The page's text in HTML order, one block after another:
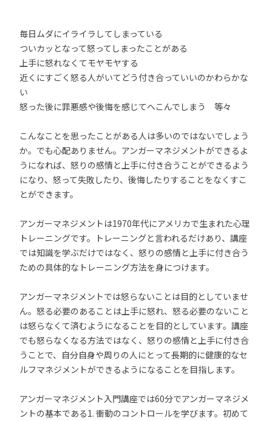
毎日ムダにイライラしてしまっている
ついカッとなって怒ってしまったことがある
上手に怒れなくてモヤモヤする
近くにすごく怒る人がいてどう付き合っていいのかわらかな
い
怒った後に罪悪感や後悔を感じてへこんでしまう 等々
こんなことを思ったことがある人は多いのではないでしょう
か。でも心配ありません。アンガーマネジメントができるよ
うになれば、怒りの感情と上手に付き合うことができるよう
になり、怒って失敗したり、後悔したりすることをなくすこ
とができます。
アンガーマネジメントは1970年代にアメリカで生まれた心理
トレーニングです。トレーニングと言われるだけあり、講座
では知識を学ぶだけではなく、怒りの感情と上手に付き合う
ための具体的なトレーニング方法を身につけます。
アンガーマネジメントでは怒らないことは目的としていませ
ん。怒る必要のあることは上手に怒れ、怒る必要のないこと
は怒らなくて済むようになることを目的としています。講座
でも怒らなくなる方法ではなく、怒りの感情と上手に付き合
うことで、自分自身や周りの人にとって長期的に健康的なセ
ルフマネジメントができるようになることを目指します。
アンガーマネジメント入門講座では60分でアンガーマネジメ
ントの基本である1. 衝動のコントロールを学びます。初めて